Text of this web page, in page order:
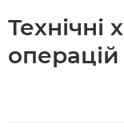
Технічні